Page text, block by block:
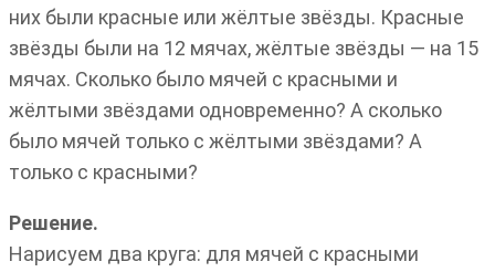
них были красные или жёлтые звёзды. Красные
звёзды были на 12 мячах, жёлтые звёзды — на 15
мячах. Сколько было мячей с красными и
жёлтыми звёздами одновременно? А сколько
было мячей только с жёлтыми звёздами? А
только с красными?
Решение.
Нарисуем два круга: для мячей с красными